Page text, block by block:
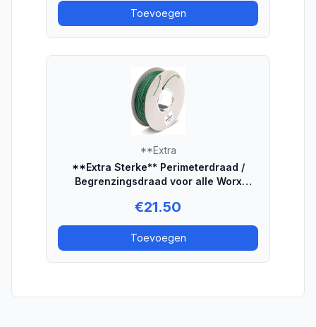
Toevoegen
**Extra
**Extra Sterke** Perimeterdraad /
Begrenzingsdraad voor alle Worx
€21.50
Toevoegen